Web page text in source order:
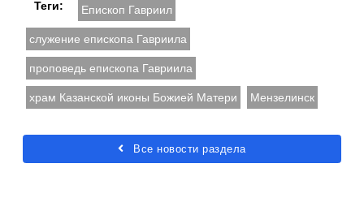
Теги: Епископ Гавриил
служение епископа Гавриила
проповедь епископа Гавриила
храм Казанской иконы Божией Матери Мензелинск
Все новости раздела